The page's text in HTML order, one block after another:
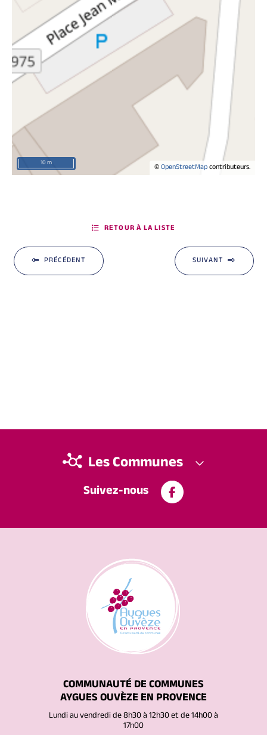
©OpenStreetMapcontributeurs.
10 m
PRÉCÉDENT
RETOUR À LA LISTE
SUIVANT
Suivez-nous
Les Communes
COMMUNAUTÉ DE COMMUNES
AYGUES OUVÈZE EN PROVENCE
Lundi au vendredi de 8h30 à 12h30 et de 14h00 à
17h00